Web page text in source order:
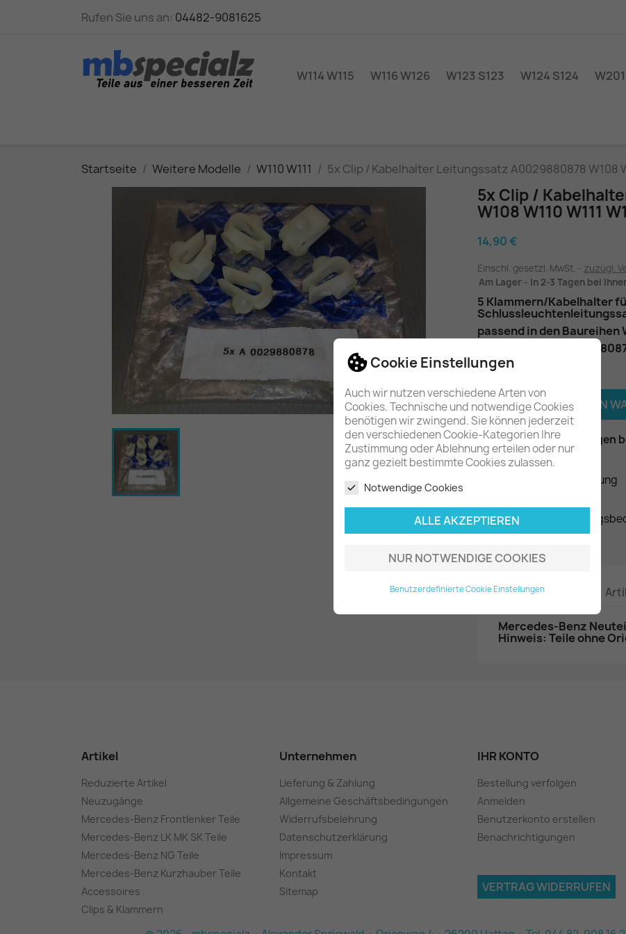
Cookie Einstellungen
Auch wir nutzen verschiedene Arten von
Cookies. Technische und notwendige Cookies
benötigen wir zwingend. Sie können jederzeit
den verschiedenen Cookie-Kategorien Ihre
Zustimmung oder Ablehnung erteilen oder nur
ganz gezielt bestimmte Cookies zulassen.
Notwendige Cookies
ALLE AKZEPTIEREN
NUR NOTWENDIGE COOKIES
Benutzerdefinierte Cookie Einstellungen
Rufen Sie uns an: 04482-9081625
W114 W115 W116 W126 W123 S123 W124 S124
Startseite Weitere Modelle W110 W111 5x Clip / Kabelhalter Leitungssatz A0029880878 W108
5x Clip /
W108 W110 W111
14,90 €
Einschl. gesetzl. MwSt.
zuzügl.
Am Lager - In 2-3 Tagen bei
5 Klammern/Kabelhalter
passend in den Baureihen
:
 IN DEN
Am Lager - In 2-3 Tagen
Datenschutzerklärung
Liefer- und
Beschreibung
Mercedes-Benz
Hinweis: Teile ohne
Artikel
Reduzierte Artikel
Neuzugänge
Mercedes-Benz Frontlenker Teile
Mercedes-Benz LK MK SK Teile
Mercedes-Benz NG Teile
Mercedes-Benz Kurzhauber Teile
Accessoires
Clips & Klammern
Unternehmen
Lieferung & Zahlung
Allgemeine Geschäftsbedingungen
Widerrufsbelehrung
Datenschutzerklärung
Impressum
Kontakt
Sitemap
IHR KONTO
Bestellung verfolgen
Anmelden
Benutzerkonto erstellen
Benachrichtigungen
VERTRAG WIDERRUFEN